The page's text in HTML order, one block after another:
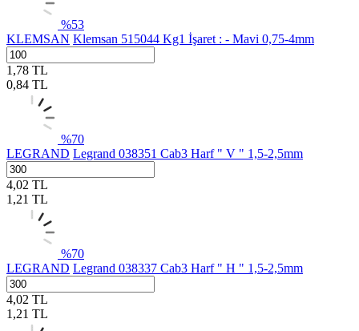
%53
KLEMSAN Klemsan 515044 Kg1 İşaret : - Mavi 0,75-4mm
1,78 TL
0,84 TL
%70
LEGRAND Legrand 038351 Cab3 Harf " V " 1,5-2,5mm
4,02 TL
1,21 TL
%70
LEGRAND Legrand 038337 Cab3 Harf " H " 1,5-2,5mm
4,02 TL
1,21 TL